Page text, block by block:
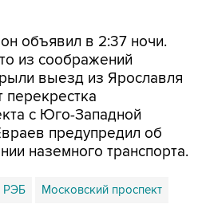
объявил в 2:37 ночи.
из соображений
выезд из Ярославля
перекрестка
с Юго-Западной
предупредил об
наземного транспорта.
РЭБ Московский проспект